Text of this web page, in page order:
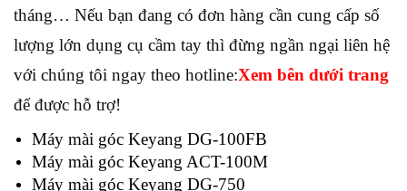
tháng… Nếu bạn đang có đơn hàng cần cung cấp số
lượng lớn dụng cụ cầm tay thì đừng ngần ngại liên hệ
với chúng tôi ngay theo hotline:Xem bên dưới trang
để được hỗ trợ!
Máy mài góc Keyang DG-100FB
Máy mài góc Keyang ACT-100M
Máy mài góc Keyang DG-750